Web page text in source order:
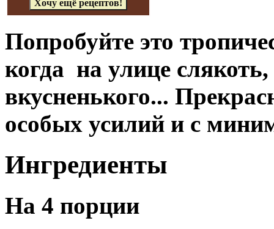
Попробуйте это
когда на улице
вкусненького...
особых усилий и с
Ингредиенты
На 4 порции